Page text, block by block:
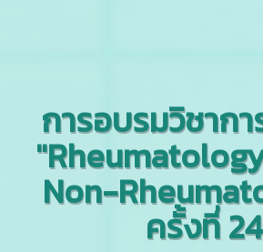
การอบรมวิชากา
Non-
ครั้งที่ 24